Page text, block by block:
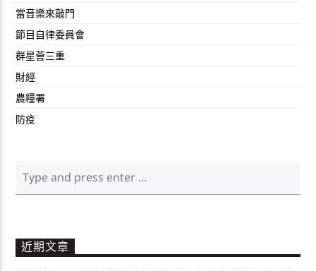
當音樂來敲門
節目自律委員會
群星薈三重
財經
農糧署
防疫
近期文章